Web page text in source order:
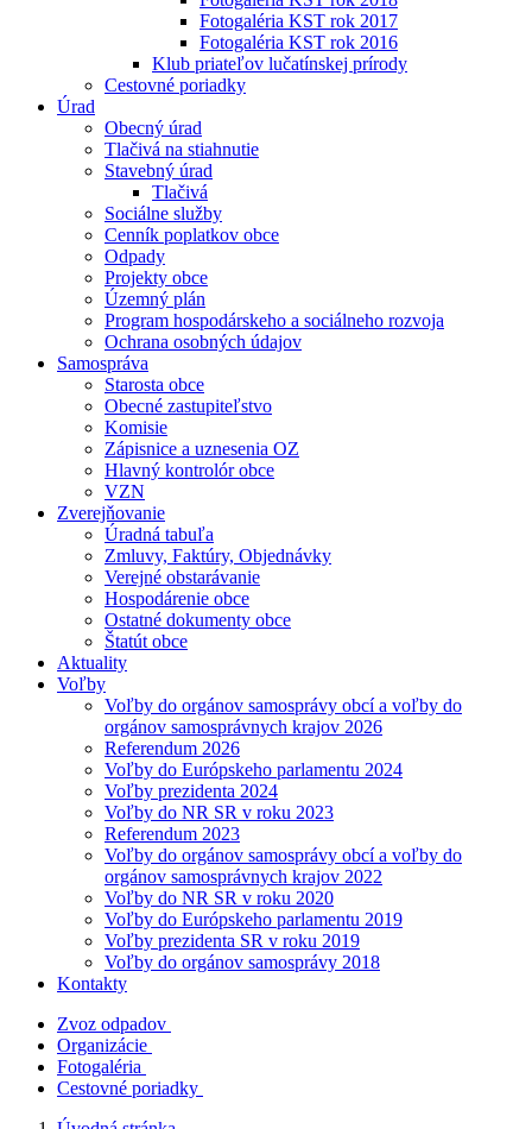
Fotogaléria KST rok 2017
Fotogaléria KST rok 2016
Klub priateľov lučatínskej prírody
Cestovné poriadky
Úrad
Obecný úrad
Tlačivá na stiahnutie
Stavebný úrad
Tlačivá
Sociálne služby
Cenník poplatkov obce
Odpady
Projekty obce
Územný plán
Program hospodárskeho a sociálneho rozvoja
Ochrana osobných údajov
Samospráva
Starosta obce
Obecné zastupiteľstvo
Komisie
Zápisnice a uznesenia OZ
Hlavný kontrolór obce
VZN
Zverejňovanie
Úradná tabuľa
Zmluvy, Faktúry, Objednávky
Verejné obstarávanie
Hospodárenie obce
Ostatné dokumenty obce
Štatút obce
Aktuality
Voľby
Voľby do orgánov samosprávy obcí a voľby do
orgánov samosprávnych krajov 2026
Referendum 2026
Voľby do Európskeho parlamentu 2024
Voľby prezidenta 2024
Voľby do NR SR v roku 2023
Referendum 2023
Voľby do orgánov samosprávy obcí a voľby do
orgánov samosprávnych krajov 2022
Voľby do NR SR v roku 2020
Voľby do Európskeho parlamentu 2019
Voľby prezidenta SR v roku 2019
Voľby do orgánov samosprávy 2018
Kontakty
Zvoz odpadov
Organizácie
Fotogaléria
Cestovné poriadky